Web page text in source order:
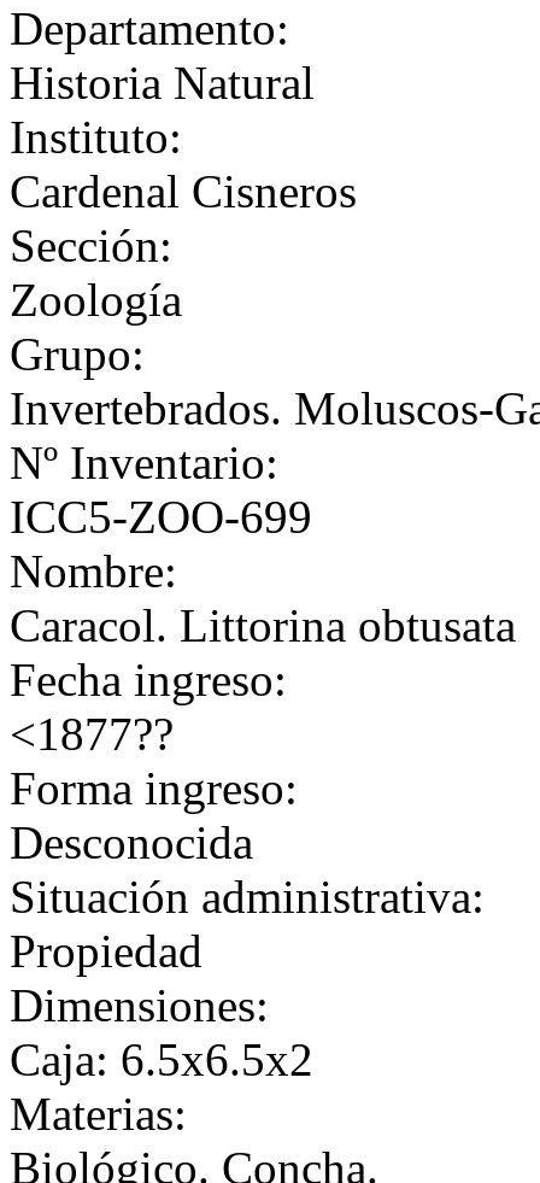
Departamento:
Historia Natural
Instituto:
Cardenal Cisneros
Sección:
Zoología
Grupo:
Invertebrados. Moluscos-
Nº Inventario:
ICC5-ZOO-699
Nombre:
Caracol. Littorina obtusata
Fecha ingreso:
<1877??
Forma ingreso:
Desconocida
Situación administrativa:
Propiedad
Dimensiones:
Caja: 6.5x6.5x2
Materias:
Biológico. Concha.